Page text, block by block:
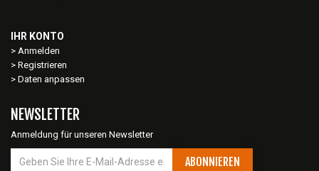
IHR KONTO
Anmelden
Registrieren
Daten anpassen
NEWSLETTER
Anmeldung für unseren Newsletter
ABONNIEREN